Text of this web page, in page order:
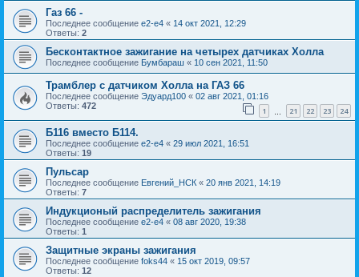
Газ 66 -
Последнее сообщение e2-e4 « 14 окт 2021, 12:29
Ответы: 2
Бесконтактное зажигание на четырех датчиках Холла
Последнее сообщение Бумбараш « 10 сен 2021, 11:50
Трамблер с датчиком Холла на ГАЗ 66
Последнее сообщение Эдуард100 « 02 авг 2021, 01:16
Ответы: 472 1 21 22 23 24
Б116 вместо Б114.
Последнее сообщение e2-e4 « 29 июл 2021, 16:51
Ответы: 19
Пульсар
Последнее сообщение Евгений_НСК « 20 янв 2021, 14:19
Ответы: 7
Индукционый распределитель зажигания
Последнее сообщение e2-e4 « 08 авг 2020, 19:38
Ответы: 1
Защитные экраны зажигания
Последнее сообщение foks44 « 15 окт 2019, 09:57
Ответы: 12